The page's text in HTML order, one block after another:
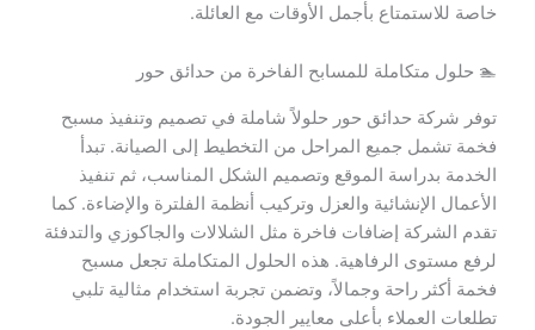
خاصة للاستمتاع بأجمل الأوقات مع العائلة.
🏊 حلول متكاملة للمسابح الفاخرة من حدائق حور
توفر شركة حدائق حور حلولاً شاملة في تصميم وتنفيذ مسبح
فخمة تشمل جميع المراحل من التخطيط إلى الصيانة. تبدأ
الخدمة بدراسة الموقع وتصميم الشكل المناسب، ثم تنفيذ
الأعمال الإنشائية والعزل وتركيب أنظمة الفلترة والإضاءة. كما
تقدم الشركة إضافات فاخرة مثل الشلالات والجاكوزي والتدفئة
لرفع مستوى الرفاهية. هذه الحلول المتكاملة تجعل مسبح
فخمة أكثر راحة وجمالاً، وتضمن تجربة استخدام مثالية تلبي
تطلعات العملاء بأعلى معايير الجودة.